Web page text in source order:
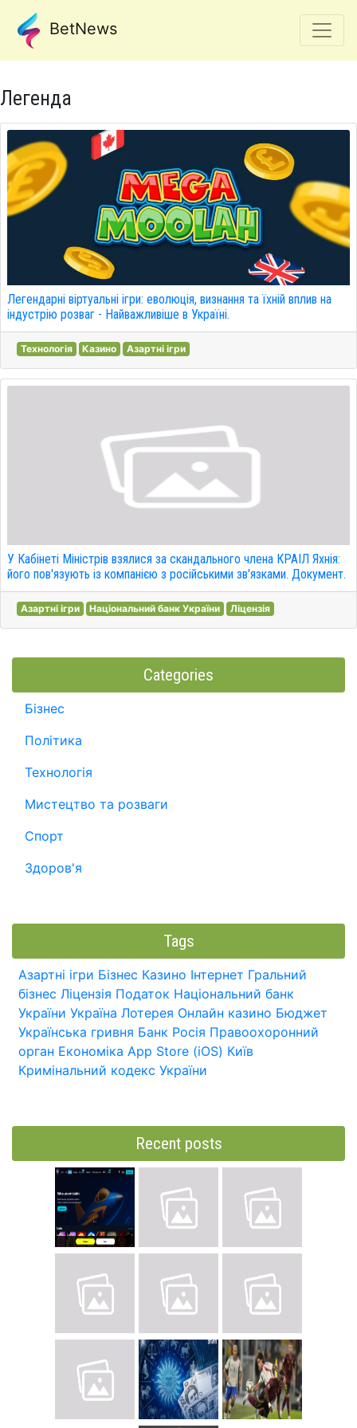
BetNews
Легенда
Легендарні віртуальні ігри: еволюція, визнання та їхній вплив на
індустрію розваг - Найважливіше в Україні.
Технологія Казино Азартні ігри
У Кабінеті Міністрів взялися за скандального члена КРАІЛ Яхнія:
його пов'язують із компанією з російськими зв'язками. Документ.
Азартні ігри Національний банк України Ліцензія
Categories
Бізнес
Політика
Технологія
Мистецтво та розваги
Спорт
Здоров'я
Tags
Азартні ігри Бізнес Казино Інтернет Гральний
бізнес Ліцензія Податок Національний банк
України Україна Лотерея Онлайн казино Бюджет
Українська гривня Банк Росія Правоохоронний
орган Економіка App Store (iOS) Київ
Кримінальний кодекс України
Recent posts